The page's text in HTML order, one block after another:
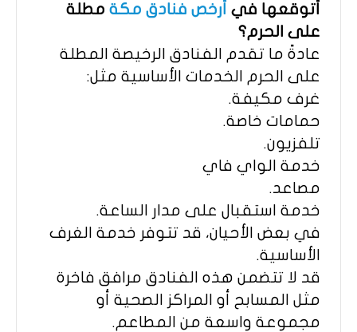
أتوقعها في أرخص فنادق مكة مطلة
على الحرم؟
عادةً ما تقدم الفنادق الرخيصة المطلة
على الحرم الخدمات الأساسية مثل:
غرف مكيفة.
حمامات خاصة.
تلفزيون.
خدمة الواي فاي
مصاعد.
خدمة استقبال على مدار الساعة.
في بعض الأحيان، قد تتوفر خدمة الغرف
الأساسية.
قد لا تتضمن هذه الفنادق مرافق فاخرة
مثل المسابح أو المراكز الصحية أو
مجموعة واسعة من المطاعم.